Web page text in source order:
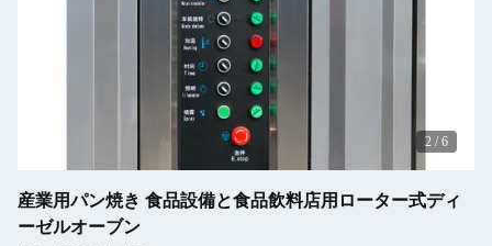
2 / 6
産業用パン焼き 食品設備と食品飲料店用ローター式ディ
ーゼルオーブン